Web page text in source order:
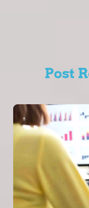
Post